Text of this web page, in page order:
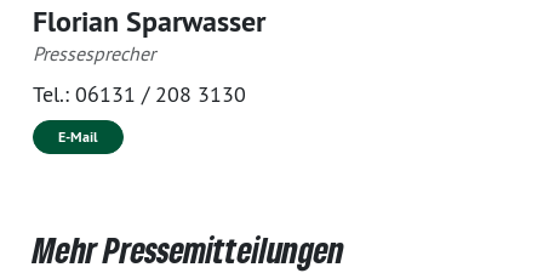
Florian Sparwasser
Pressesprecher
Tel.: 06131 / 208 3130
E-Mail
Mehr Pressemitteilungen